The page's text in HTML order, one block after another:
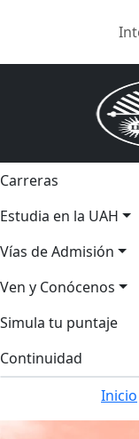
Carreras
Estudia en la UAH
Vías de Admisión
Ven y Conócenos
Simula tu puntaje
Continuidad
Inicio